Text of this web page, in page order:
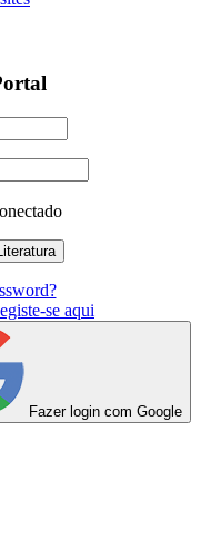
se aqui
Fazer login com Google